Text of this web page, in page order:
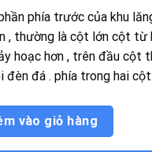
phía trước của khu
thường là cột lớn cột từ
hoạc hơn , trên đầu cột
đèn đá . phía trong hai
vào giỏ hàng